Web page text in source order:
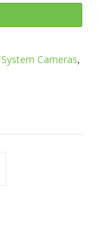
Cameras,